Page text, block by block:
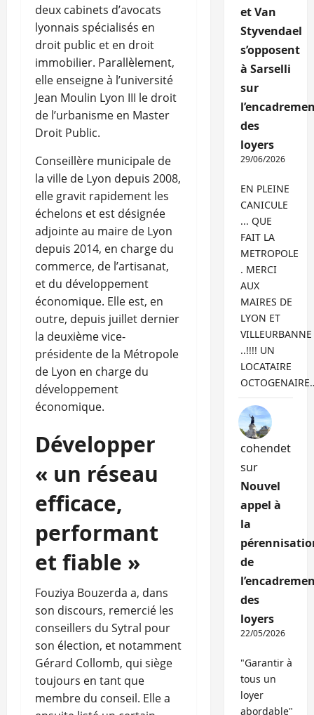
deux cabinets d’avocats
lyonnais spécialisés en
droit public et en droit
immobilier. Parallèlement,
elle enseigne à l’université
Jean Moulin Lyon III le droit
de l’urbanisme en Master
Droit Public.
Conseillère municipale de
la ville de Lyon depuis 2008,
elle gravit rapidement les
échelons et est désignée
adjointe au maire de Lyon
depuis 2014, en charge du
commerce, de l’artisanat,
et du développement
économique. Elle est, en
outre, depuis juillet dernier
la deuxième vice-
présidente de la Métropole
de Lyon en charge du
développement
économique.
Développer
« un réseau
efficace,
performant
et fiable »
Fouziya Bouzerda a, dans
son discours, remercié les
conseillers du Sytral pour
son élection, et notamment
Gérard Collomb, qui siège
toujours en tant que
membre du conseil. Elle a
et Van
Styvendael
s’opposent
à Sarselli
sur
des
loyers
29/06/2026
EN PLEINE
CANICULE
... QUE
FAIT LA
METROPOLE
. MERCI
AUX
MAIRES DE
LYON ET
VILLEURBANNE
..!!!! UN
LOCATAIRE
cohendet
sur
Nouvel
appel à
la
de
des
loyers
22/05/2026
"Garantir à
tous un
loyer
abordable"